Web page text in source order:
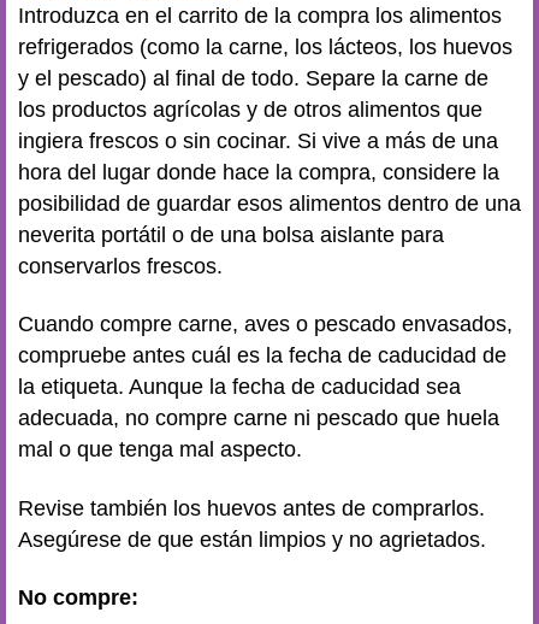
Introduzca en el carrito de la compra los alimentos
refrigerados (como la carne, los lácteos, los huevos
y el pescado) al final de todo. Separe la carne de
los productos agrícolas y de otros alimentos que
ingiera frescos o sin cocinar. Si vive a más de una
hora del lugar donde hace la compra, considere la
posibilidad de guardar esos alimentos dentro de una
neverita portátil o de una bolsa aislante para
conservarlos frescos.
Cuando compre carne, aves o pescado envasados,
compruebe antes cuál es la fecha de caducidad de
la etiqueta. Aunque la fecha de caducidad sea
adecuada, no compre carne ni pescado que huela
mal o que tenga mal aspecto.
Revise también los huevos antes de comprarlos.
Asegúrese de que están limpios y no agrietados.
No compre: